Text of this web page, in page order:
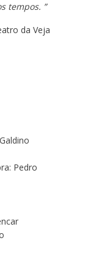
tempos. ”
da Veja
Pedro